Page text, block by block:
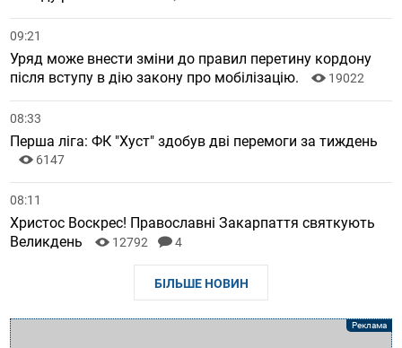
09:21
Уряд може внести зміни до правил перетину кордону
після вступу в дію закону про мобілізацію.
19022
08:33
Перша ліга: ФК "Хуст" здобув дві перемоги за тиждень
6147
08:11
Христос Воскрес! Православні Закарпаття святкують
Великдень
12792 4
БІЛЬШЕ НОВИН